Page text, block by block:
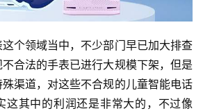
个领域当中，不少部门早已加大排查
合法的手表已进行大规模下架，但是
渠道，对这些不合规的儿童智能电话
这其中的利润还是非常大的，不过像